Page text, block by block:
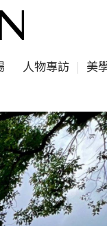
人物專訪 美